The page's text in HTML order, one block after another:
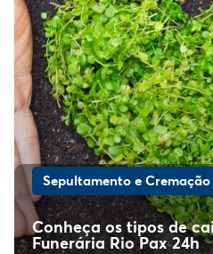
Sepultamento e Cremação
Conheça os tipos de
Funerária Rio Pax 24h